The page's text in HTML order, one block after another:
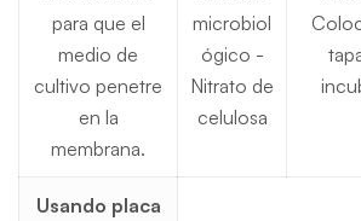
para que el
medio de
cultivo penetre
en la
membrana.
Usando placa